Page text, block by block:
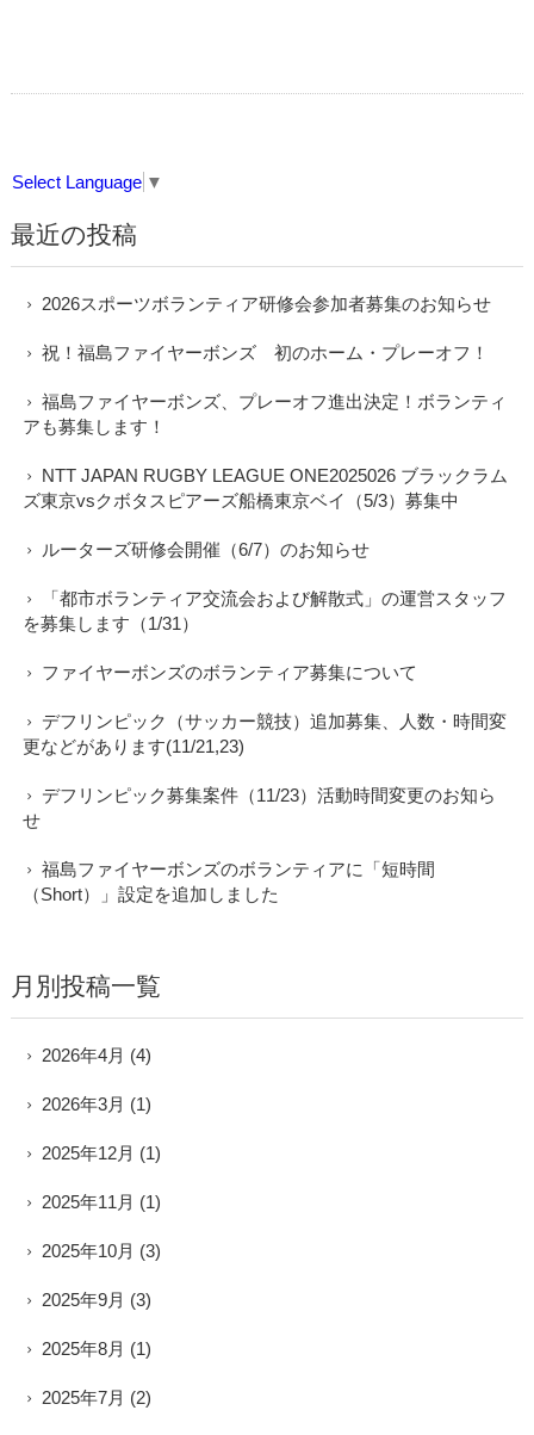
Select Language ▼
最近の投稿
2026スポーツボランティア研修会参加者募集のお知らせ
祝！福島ファイヤーボンズ 初のホーム・プレーオフ！
福島ファイヤーボンズ、プレーオフ進出決定！ボランティ
アも募集します！
NTT JAPAN RUGBY LEAGUE ONE2025026 ブラックラム
ズ東京vsクボタスピアーズ船橋東京ベイ（5/3）募集中
ルーターズ研修会開催（6/7）のお知らせ
「都市ボランティア交流会および解散式」の運営スタッフ
を募集します（1/31）
ファイヤーボンズのボランティア募集について
デフリンピック（サッカー競技）追加募集、人数・時間変
更などがあります(11/21,23)
デフリンピック募集案件（11/23）活動時間変更のお知ら
せ
福島ファイヤーボンズのボランティアに「短時間
（Short）」設定を追加しました
月別投稿一覧
2026年4月 (4)
2026年3月 (1)
2025年12月 (1)
2025年11月 (1)
2025年10月 (3)
2025年9月 (3)
2025年8月 (1)
2025年7月 (2)